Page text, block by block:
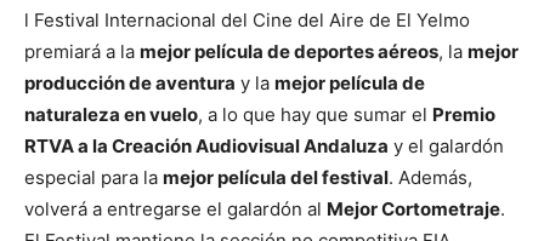
l Festival Internacional del Cine del Aire de El Yelmo
premiará a la mejor película de deportes aéreos, la mejor
producción de aventura y la mejor película de
naturaleza en vuelo, a lo que hay que sumar el Premio
RTVA a la Creación Audiovisual Andaluza y el galardón
especial para la mejor película del festival. Además,
volverá a entregarse el galardón al Mejor Cortometraje.